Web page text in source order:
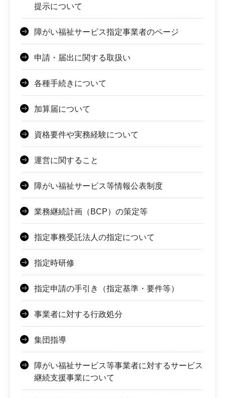
提示について
障がい福祉サービス指定事業者のページ
申請・届出に関する取扱い
各種手続きについて
加算届について
資格要件や実務経験について
運営に関すること
障がい福祉サービス等情報公表制度
業務継続計画（BCP）の策定等
指定事務受託法人の指定について
指定時研修
指定申請の手引き（指定基準・要件等）
事業者に対する行政処分
集団指導
障がい福祉サービス等事業者に対するサービス
継続支援事業について